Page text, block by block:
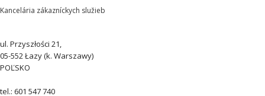
Kancelária zákazníckych služieb
ul. Przyszłości 21,
05-552 Łazy (k. Warszawy)
POĽSKO
tel.: 601 547 740